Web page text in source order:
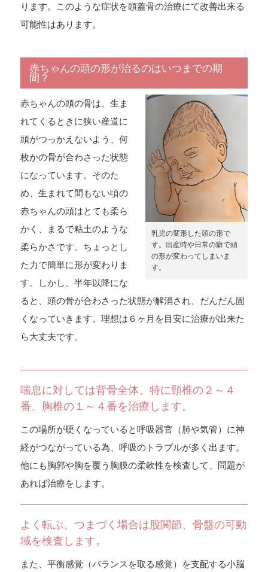
ります。このような症状を頭蓋骨の治療にて改善出来る
可能性はあります。
赤ちゃんの頭の形が治るのはいつまでの期
間？
乳児の変形した頭の形で
す。出産時や日常の癖で頭
の形が変わってしまいま
す。
赤ちゃんの頭の骨は、生ま
れてくるときに狭い産道に
頭がつっかえないよう、何
枚かの骨が合わさった状態
になっています。そのた
め、生まれて間もない頃の
赤ちゃんの頭はとても柔ら
かく、まるで粘土のような
柔らかさです。ちょっとし
た力で簡単に形が変わりま
す。しかし、半年以降にな
ると、頭の骨が合わさった状態が解消され、だんだん固
くなっていきます。理想は６ヶ月を目安に治療が出来た
ら大丈夫です。
喘息に対しては背骨全体、特に頸椎の２～４
番、胸椎の１～４番を治療します。
この場所が硬くなっていると呼吸器官（肺や気管）に神
経がつながっている為、呼吸のトラブルが多く出ます。
他にも胸郭や胸を覆う胸膜の柔軟性を検査して、問題が
あれば治療をします。
よく転ぶ、つまづく場合は股関節、骨盤の可動
域を検査します。
また、平衡感覚（バランスを取る感覚）を支配する小脳